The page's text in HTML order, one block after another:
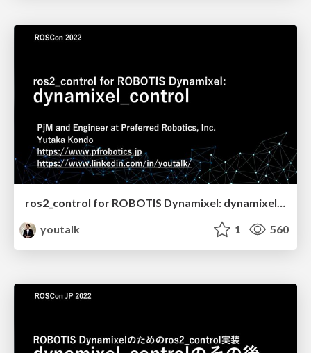
ros2_control for ROBOTIS Dynamixel: dynamixel_control
youtalk
1 560